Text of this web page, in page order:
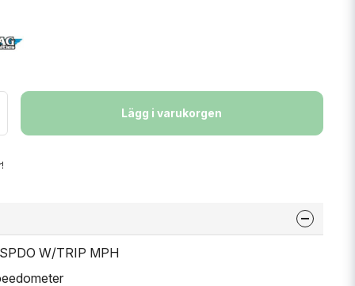
Lägg i varukorgen
W/TRIP MPH